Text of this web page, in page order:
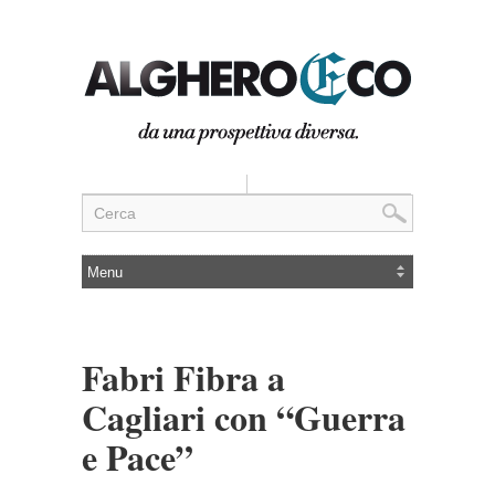
Fabri Fibra a
Cagliari con “Guerra
e Pace”